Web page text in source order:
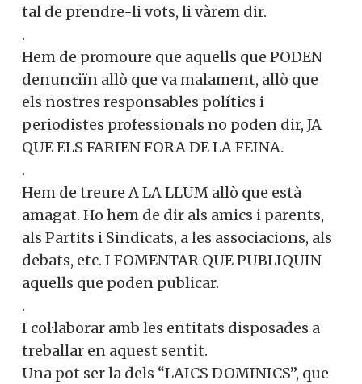
tal de prendre-li vots, li vàrem dir.
.
Hem de promoure que aquells que PODEN
denunciïn allò que va malament, allò que
els nostres responsables polítics i
periodistes professionals no poden dir, JA
QUE ELS FARIEN FORA DE LA FEINA.
.
Hem de treure A LA LLUM allò que està
amagat. Ho hem de dir als amics i parents,
als Partits i Sindicats, a les associacions, als
debats, etc. I FOMENTAR QUE PUBLIQUIN
aquells que poden publicar.
.
I col·laborar amb les entitats disposades a
treballar en aquest sentit.
Una pot ser la dels “LAICS DOMINICS”, que